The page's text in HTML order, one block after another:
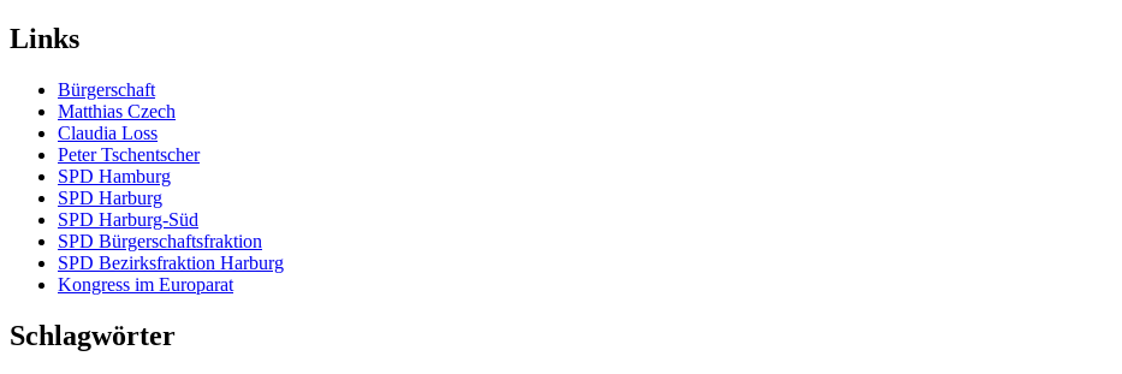
Links
Bürgerschaft
Matthias Czech
Claudia Loss
Peter Tschentscher
SPD Hamburg
SPD Harburg
SPD Harburg-Süd
SPD Bürgerschaftsfraktion
SPD Bezirksfraktion Harburg
Kongress im Europarat
Schlagwörter